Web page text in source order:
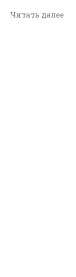
Читать далее